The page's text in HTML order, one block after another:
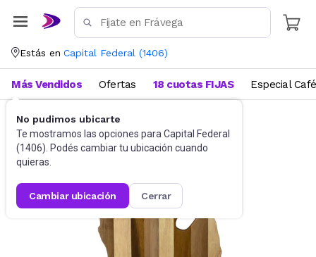
Estás en Capital Federal (1406)
No pudimos ubicarte
Te mostramos las opciones para Capital Federal
(1406). Podés cambiar tu ubicación cuando
quieras.
cambiar ubicación cerrar
Más Vendidos Ofertas 18 cuotas FIJAS Especial Café
Utensilios de cocina